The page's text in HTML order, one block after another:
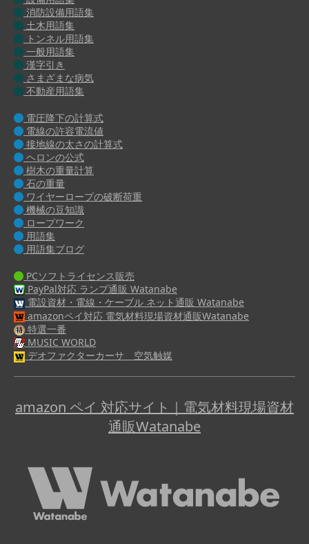
消防設備用語集
土木用語集
トンネル用語集
一般用語集
漢字引き
さまざまな病気
不動産用語集
電圧降下の計算式
電線の許容電流値
接地線の太さの計算式
ヘロンの公式
樹木の重量計算
石の重量
ワイヤーロープの破断荷重
機械の豆知識
ロープワーク
用語集
用語集ブログ
PCソフトライセンス販売
PayPal対応 ランプ通販 Watanabe
電設資材・電線・ケーブル ネット通販 Watanabe
amazonペイ対応 電気材料現場資材通販Watanabe
特選一番
MUSIC WORLD
デオファクターカーサ 空気触媒
amazon ペイ 対応サイト｜電気材料現場資材
通販Watanabe